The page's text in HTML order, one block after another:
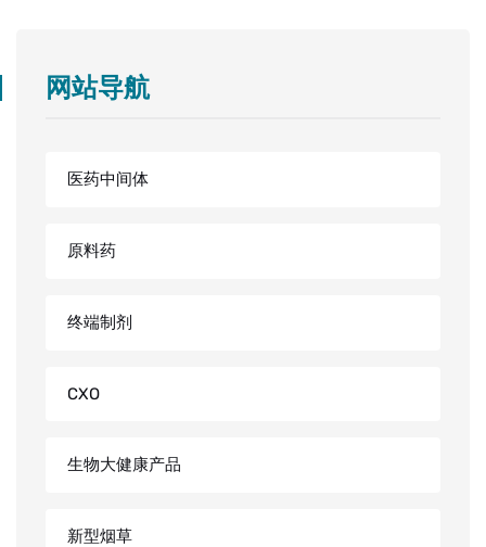
网站导航
医药中间体
原料药
终端制剂
CXO
生物大健康产品
新型烟草